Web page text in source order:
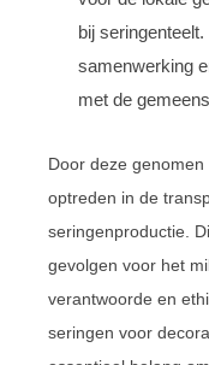
bij
samenwerking
met de
Door deze
optreden in de
seringenproductie.
gevolgen voor het
verantwoorde en
seringen voor